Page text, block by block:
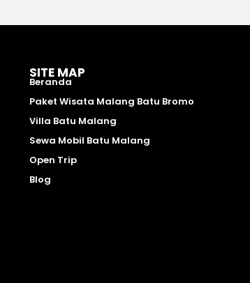
SITE MAP
Beranda
Paket Wisata Malang Batu Bromo
Villa Batu Malang
Sewa Mobil Batu Malang
Open Trip
Blog